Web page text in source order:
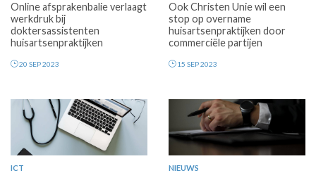
Online afsprakenbalie verlaagt
werkdruk bij
doktersassistenten
huisartsenpraktijken
20 SEP 2023
Ook Christen Unie wil een
stop op overname
huisartsenpraktijken door
commerciële partijen
15 SEP 2023
Premium
ICT
Premium
NIEUWS